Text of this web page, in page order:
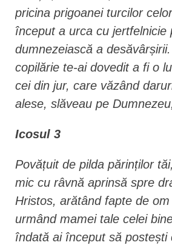
pricina prigoanei turcilor
început a urca cu jertfelnicie
dumnezeiască a
copilărie te-ai dovedit a fi o
cei din jur, care văzând
alese, slăveau pe
Icosul 3
Povățuit de pilda părinților
mic cu râvnă aprinsă spre
Hristos, arătând fapte de
urmând mamei tale celei
îndată ai început să postești